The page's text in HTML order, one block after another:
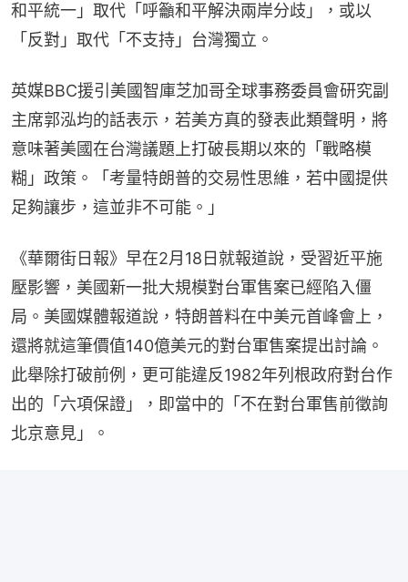
和平統一」取代「呼籲和平解決兩岸分歧」，或以
「反對」取代「不支持」台灣獨立。
英媒BBC援引美國智庫芝加哥全球事務委員會研究副
主席郭泓均的話表示，若美方真的發表此類聲明，將
意味著美國在台灣議題上打破長期以來的「戰略模
糊」政策。「考量特朗普的交易性思維，若中國提供
足夠讓步，這並非不可能。」
《華爾街日報》早在2月18日就報道說，受習近平施
壓影響，美國新一批大規模對台軍售案已經陷入僵
局。美國媒體報道說，特朗普料在中美元首峰會上，
還將就這筆價值140億美元的對台軍售案提出討論。
此舉除打破前例，更可能違反1982年列根政府對台作
出的「六項保證」，即當中的「不在對台軍售前徵詢
北京意見」。